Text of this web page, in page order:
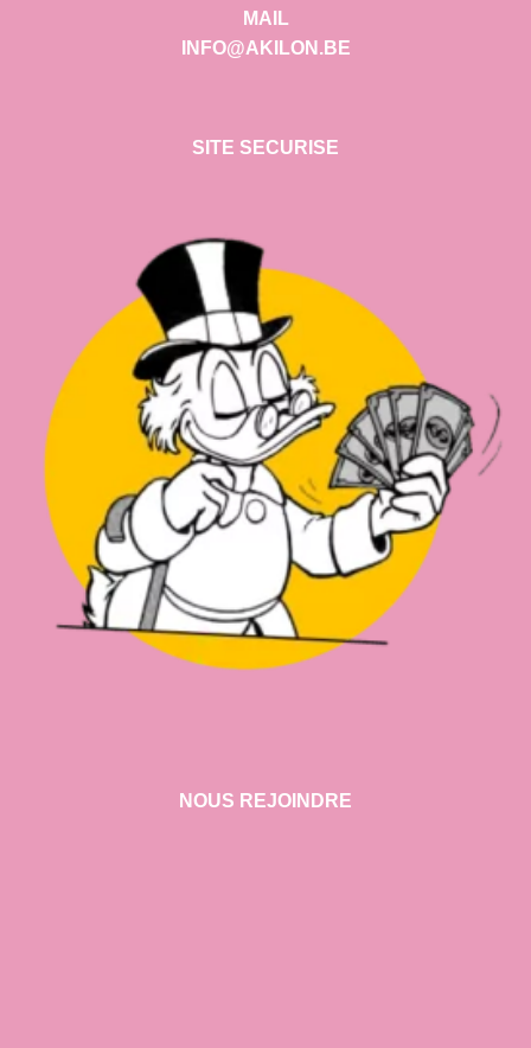
MAIL
INFO@AKILON.BE
SITE SECURISE
NOUS REJOINDRE